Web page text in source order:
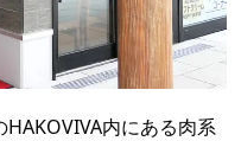
内にある肉系